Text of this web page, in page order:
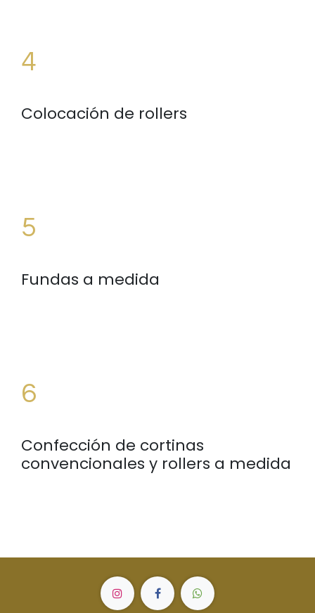
4
Colocación de rollers
5
Fundas a medida
6
Confección de cortinas
convencionales y rollers a medida